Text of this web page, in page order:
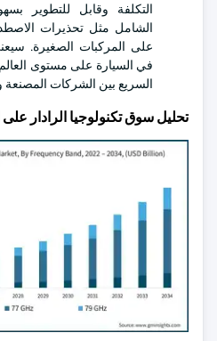
التكلفة وقابل للتطوير
الشامل مثل تحذيرات
على المركبات الصغيرة.
السريع بين الشركات المصنعة
تحليل سوق تكنولوجيا الرادار